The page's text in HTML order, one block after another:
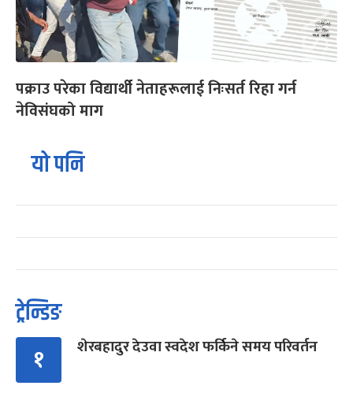
पक्राउ परेका विद्यार्थी नेताहरूलाई निःसर्त रिहा गर्न
नेविसंघको माग
यो पनि
ट्रेन्डिङ
१ शेरबहादुर देउवा स्वदेश फर्किने समय परिवर्तन